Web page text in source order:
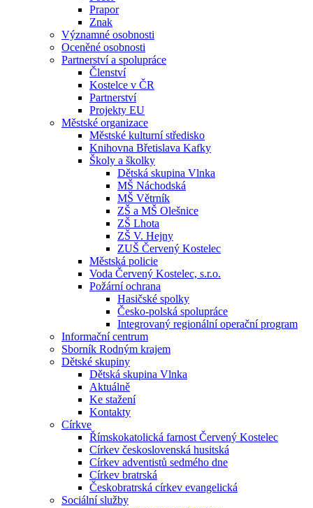
Prapor
Znak
Významné osobnosti
Oceněné osobnosti
Partnerství a spolupráce
Členství
Kostelce v ČR
Partnerství
Projekty EU
Městské organizace
Městské kulturní středisko
Knihovna Břetislava Kafky
Školy a školky
Dětská skupina Vlnka
MŠ Náchodská
MŠ Větrník
ZŠ a MŠ Olešnice
ZŠ Lhota
ZŠ V. Hejny
ZUŠ Červený Kostelec
Městská policie
Voda Červený Kostelec, s.r.o.
Požární ochrana
Hasičské spolky
Česko-polská spolupráce
Integrovaný regionální operační program
Informační centrum
Sborník Rodným krajem
Dětské skupiny
Dětská skupina Vlnka
Aktuálně
Ke stažení
Kontakty
Církve
Římskokatolická farnost Červený Kostelec
Církev československá husitská
Církev adventistů sedmého dne
Církev bratrská
Českobratrská církev evangelická
Sociální služby